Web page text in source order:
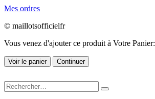
Mes ordres
© maillotsofficielfr
Vous venez d'ajouter ce produit à Votre Panier:
Voir le panier Continuer